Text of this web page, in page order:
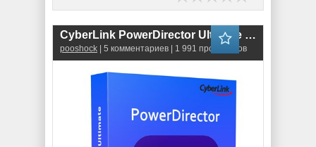
CyberLink PowerDirector Ultimate 21.4.2812.0
pooshock | 5 комментариев | 1 991 просмотров